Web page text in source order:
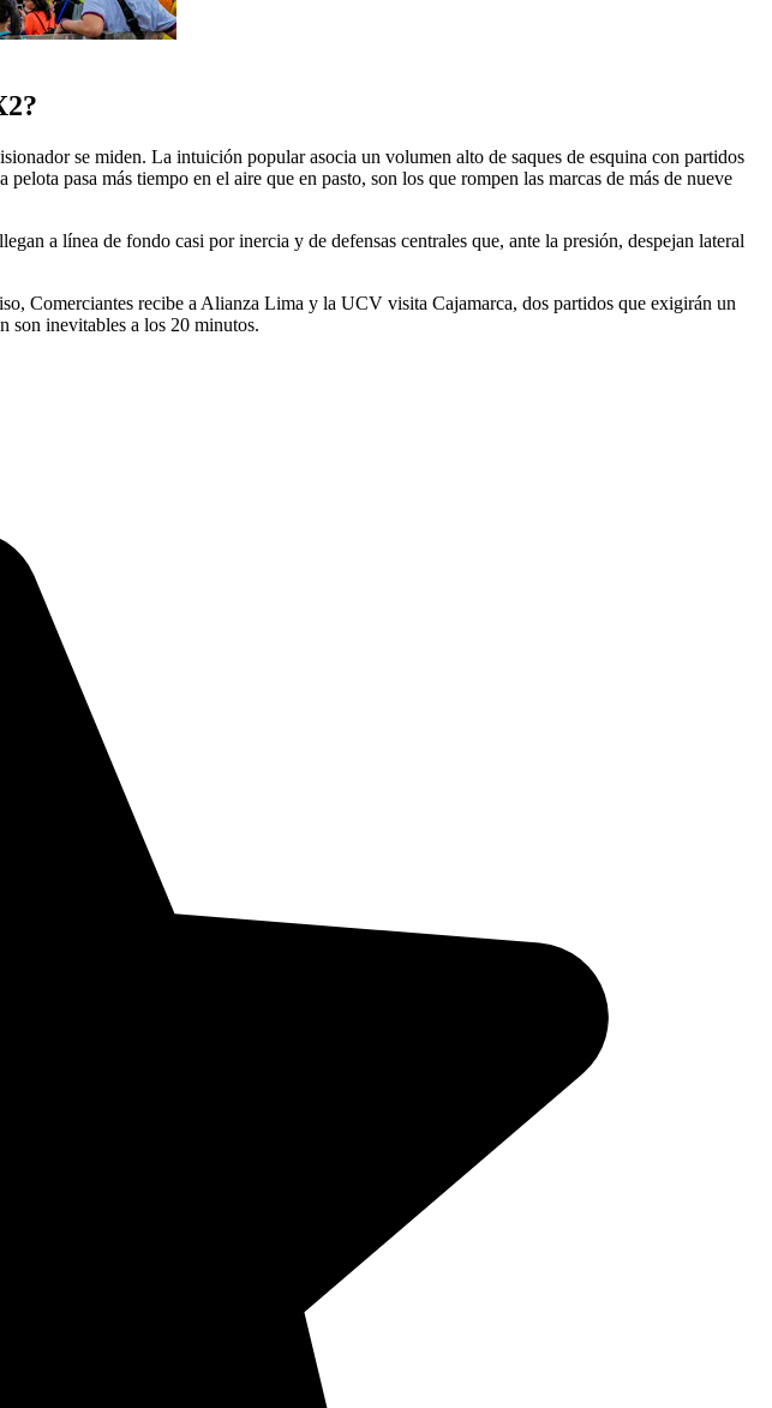
se miden. La intuición popular asocia un volumen alto de saques de esquina con partidos
pasa más tiempo en el aire que en pasto, son los que rompen las marcas de más de nueve
a línea de fondo casi por inercia y de defensas centrales que, ante la presión, despejan lateral
Comerciantes recibe a Alianza Lima y la UCV visita Cajamarca, dos partidos que exigirán un
son inevitables a los 20 minutos.